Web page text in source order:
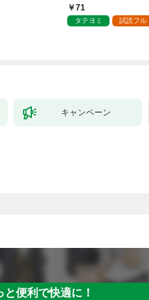
はあらゆる
てゲームバランスを破
壊した～
71
タテヨミ 試読フル
キャンペーン
便利で快適に！